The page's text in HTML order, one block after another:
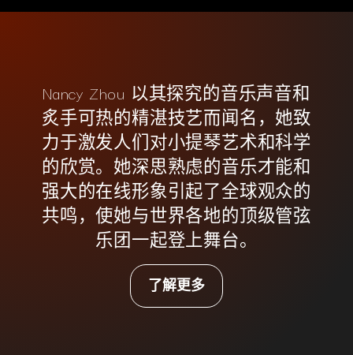
Nancy Zhou 以其探究的音乐声音和
炙手可热的精湛技艺而闻名，她致
力于激发人们对小提琴艺术和科学
的欣赏。她深思熟虑的音乐才能和
强大的在线形象引起了全球观众的
共鸣，使她与世界各地的顶级管弦
乐团一起登上舞台。
了解更多